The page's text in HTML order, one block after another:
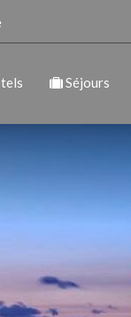
Séjours